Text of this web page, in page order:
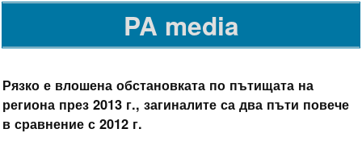
PA media
Рязко е влошена обстановката по пътищата на
региона през 2013 г., загиналите са два пъти повече
в сравнение с 2012 г.